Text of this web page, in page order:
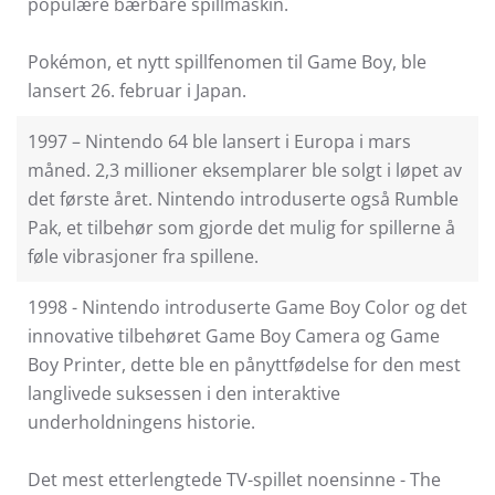
Pokémon, et nytt spillfenomen til Game Boy, ble
lansert 26. februar i Japan.
1997 – Nintendo 64 ble lansert i Europa i mars
måned. 2,3 millioner eksemplarer ble solgt i løpet av
det første året. Nintendo introduserte også Rumble
Pak, et tilbehør som gjorde det mulig for spillerne å
føle vibrasjoner fra spillene.
1998 - Nintendo introduserte Game Boy Color og det
innovative tilbehøret Game Boy Camera og Game
Boy Printer, dette ble en pånyttfødelse for den mest
langlivede suksessen i den interaktive
underholdningens historie.
Det mest etterlengtede TV-spillet noensinne - The